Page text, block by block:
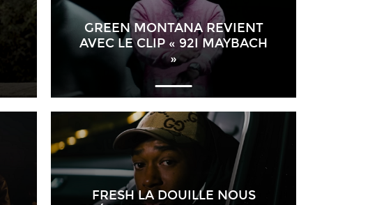
GREEN MONTANA REVIENT
AVEC LE CLIP « 92I MAYBACH
»
FRESH LA DOUILLE NOUS